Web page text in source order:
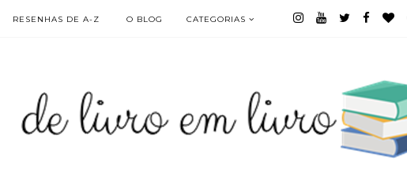
RESENHAS DE A-Z O BLOG CATEGORIAS